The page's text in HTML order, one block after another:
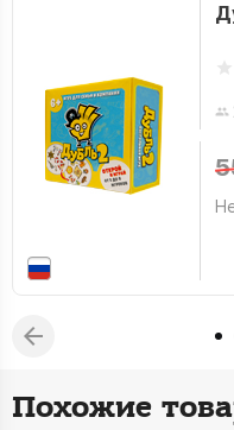
Похожие